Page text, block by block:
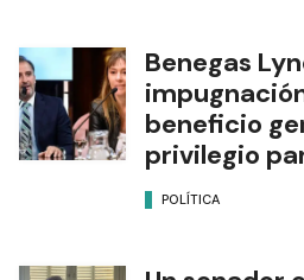
Benegas
beneficio
privilegio
POLÍTICA